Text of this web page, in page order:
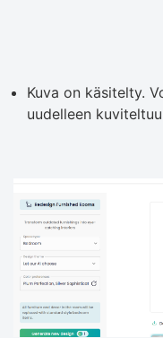
Kuva on käsitelty.
uudelleen